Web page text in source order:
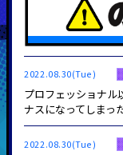
2022.08.30(Tue)
プロフェッショナル
ナスになってしまっ
2022.08.30(Tue)